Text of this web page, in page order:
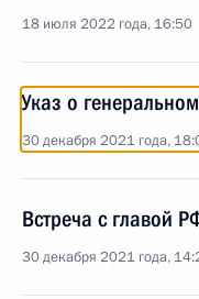
18 июля 2022 года, 16:50
Указ о
30 декабря 2021 года,
Встреча с главой
30 декабря 2021 года,